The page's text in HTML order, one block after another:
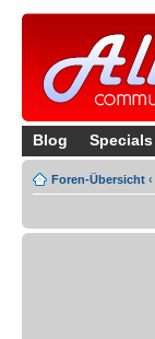
Blog Specials
Foren-Übersicht ‹